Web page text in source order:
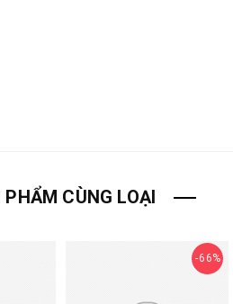
PHẨM CÙNG LOẠI
66%